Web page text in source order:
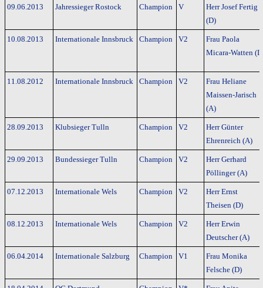
09.06.2013 Jahressieger Rostock Champion V
Herr Josef Fertig
(D)
10.08.2013 Internationale Innsbruck Champion V2
Frau Paola
Micara-Watten (I)
11.08.2012 Internationale Innsbruck Champion V2
Frau Heliane
Maissen-Jarisch
(A)
28.09.2013 Klubsieger Tulln Champion V2
Herr Günter
Ehrenreich (A)
29.09.2013 Bundessieger Tulln Champion V2
Herr Gerhard
Pöllinger (A)
07.12.2013 Internationale Wels Champion V2
Herr Ernst
Theisen (D)
08.12.2013 Internationale Wels Champion V2
Herr Erwin
Deutscher (A)
06.04.2014 Internationale Salzburg Champion V1
Frau Monika
Felsche (D)